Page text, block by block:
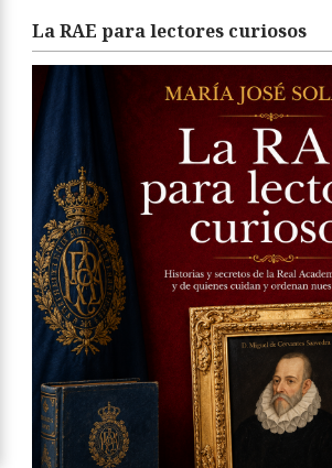
La RAE para lectores curiosos